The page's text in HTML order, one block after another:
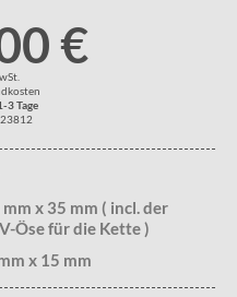
€
3 Tage
x 35 mm ( incl. der
Öse für die Kette )
x 15 mm